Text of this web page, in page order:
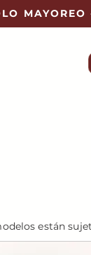
están